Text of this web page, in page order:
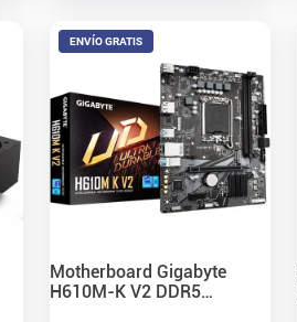
ENVÍO GRATIS
Motherboard Gigabyte
H610M-K V2 DDR5